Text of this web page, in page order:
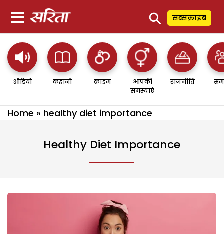
⚲ सब्सक्राइब
ऑडियो कहानी क्राइम
आपकी
समस्याएं
राजनीति
Home » healthy diet importance
Healthy Diet Importance